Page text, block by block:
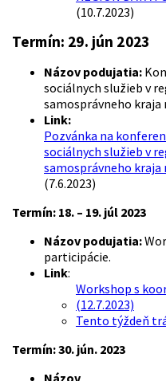
(10.7.2023)
Termín: 29. jún 2023
Názov podujatia:
sociálnych služieb v
samosprávneho kraja
Link:
Pozvánka na
sociálnych služieb v
samosprávneho kraja
(7.6.2023)
Termín: 18. – 19. júl 2023
Názov podujatia:
participácie.
Link:
Workshop s
(12.7.2023)
Tento týždeň
Termín: 30. jún. 2023